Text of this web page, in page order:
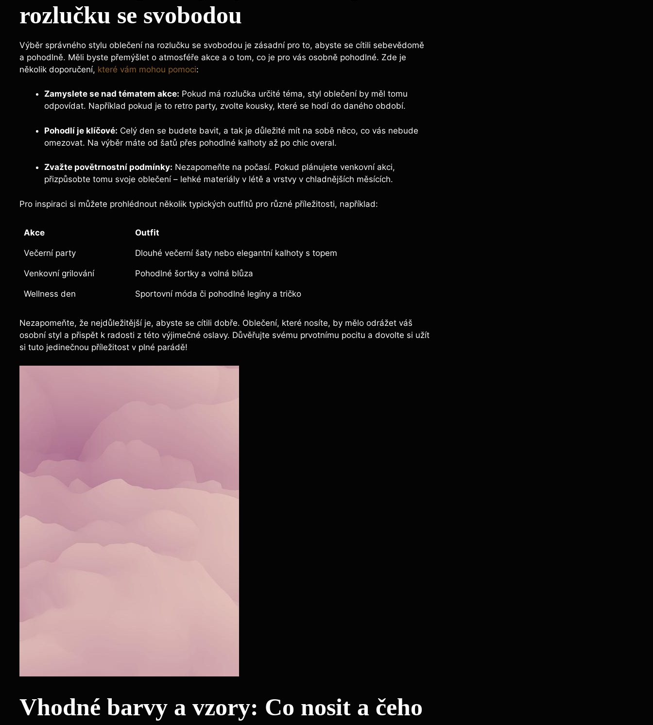
rozlučku se svobodou
Výběr správného stylu oblečení na rozlučku se svobodou je zásadní pro to, abyste se cítili sebevědomě
a pohodlně. Měli byste přemýšlet o atmosféře akce a o tom, co je pro vás osobně pohodlné. Zde je
několik doporučení, které vám mohou pomoci:
Zamyslete se nad tématem akce: Pokud má rozlučka určité téma, styl oblečení by měl tomu
odpovídat. Například pokud je to retro party, zvolte kousky, které se hodí do daného období.
Pohodlí je klíčové: Celý den se budete bavit, a tak je důležité mít na sobě něco, co vás nebude
omezovat. Na výběr máte od šatů přes pohodlné kalhoty až po chic overal.
Zvažte povětrnostní podmínky: Nezapomeňte na počasí. Pokud plánujete venkovní akci,
přizpůsobte tomu svoje oblečení – lehké materiály v létě a vrstvy v chladnějších měsících.
Pro inspiraci si můžete prohlédnout několik typických outfitů pro různé příležitosti, například:
Akce Outfit
Večerní party Dlouhé večerní šaty nebo elegantní kalhoty s topem
Venkovní grilování Pohodlné šortky a volná blůza
Wellness den Sportovní móda či pohodlné legíny a tričko
Nezapomeňte, že nejdůležitější je, abyste se cítili dobře. Oblečení, které nosíte, by mělo odrážet váš
osobní styl a přispět k radosti z této výjimečné oslavy. Důvěřujte svému prvotnímu pocitu a dovolte si užít
si tuto jedinečnou příležitost v plné parádě!
Vhodné barvy a vzory: Co nosit a čeho